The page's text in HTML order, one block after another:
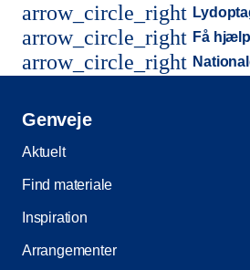
arrow_circle_right
arrow_circle_right Få
arrow_circle_right
Genveje
Aktuelt
Find materiale
Inspiration
Arrangementer